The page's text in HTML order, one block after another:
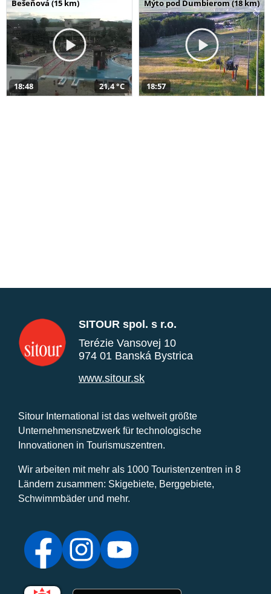
Bešeňová (15 km)
18:48 21,4 °C
Mýto pod Ďumbierom (18 km)
18:57
SITOUR spol. s r.o.
Terézie Vansovej 10
974 01 Banská Bystrica
www.sitour.sk
Sitour International ist das weltweit größte
Unternehmensnetzwerk für technologische
Innovationen in Tourismuszentren.
Wir arbeiten mit mehr als 1000 Touristenzentren in 8
Ländern zusammen: Skigebiete, Berggebiete,
Schwimmbäder und mehr.